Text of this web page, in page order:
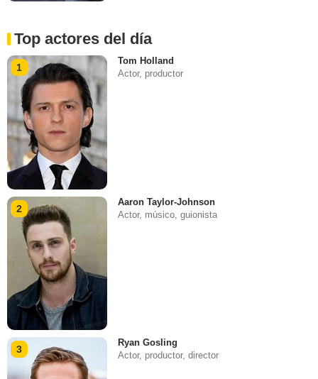
Top actores del día
1
Tom Holland
Actor, productor
2
Aaron Taylor-Johnson
Actor, músico, guionista
3
Ryan Gosling
Actor, productor, director